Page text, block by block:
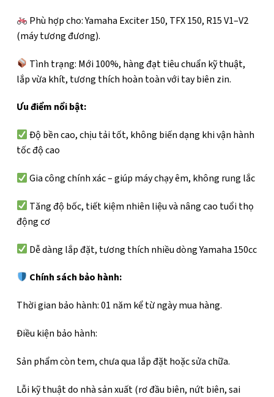
Phù hợp cho: Yamaha Exciter 150, TFX 150, R15 V1–V2
(máy tương đương).
Tình trạng: Mới 100%, hàng đạt tiêu chuẩn kỹ thuật,
lắp vừa khít, tương thích hoàn toàn với tay biên zin.
Ưu điểm nổi bật:
Độ bền cao, chịu tải tốt, không biến dạng khi vận hành
tốc độ cao
Gia công chính xác – giúp máy chạy êm, không rung lắc
Tăng độ bốc, tiết kiệm nhiên liệu và nâng cao tuổi thọ
động cơ
Dễ dàng lắp đặt, tương thích nhiều dòng Yamaha 150cc
Chính sách bảo hành:
Thời gian bảo hành: 01 năm kể từ ngày mua hàng.
Điều kiện bảo hành:
Sản phẩm còn tem, chưa qua lắp đặt hoặc sửa chữa.
Lỗi kỹ thuật do nhà sản xuất (rơ đầu biên, nứt biên, sai